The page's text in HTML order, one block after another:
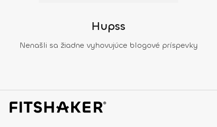
Hupss
Nenašli sa žiadne vyhovujúce blogové príspevky